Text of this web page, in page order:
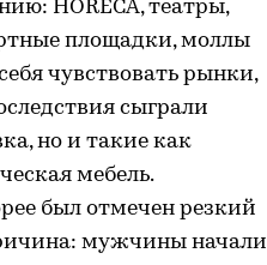
HORECA, театры,
площадки, моллы
чувствовать рынки,
сыграли
но и такие как
мебель.
был отмечен резкий
мужчины начали